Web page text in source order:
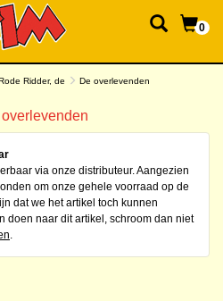
0
Ridder, de De overlevenden
via onze distributeur. Aangezien
om onze gehele voorraad op de
dat we het artikel toch kunnen
doen naar dit artikel, schroom dan niet
.